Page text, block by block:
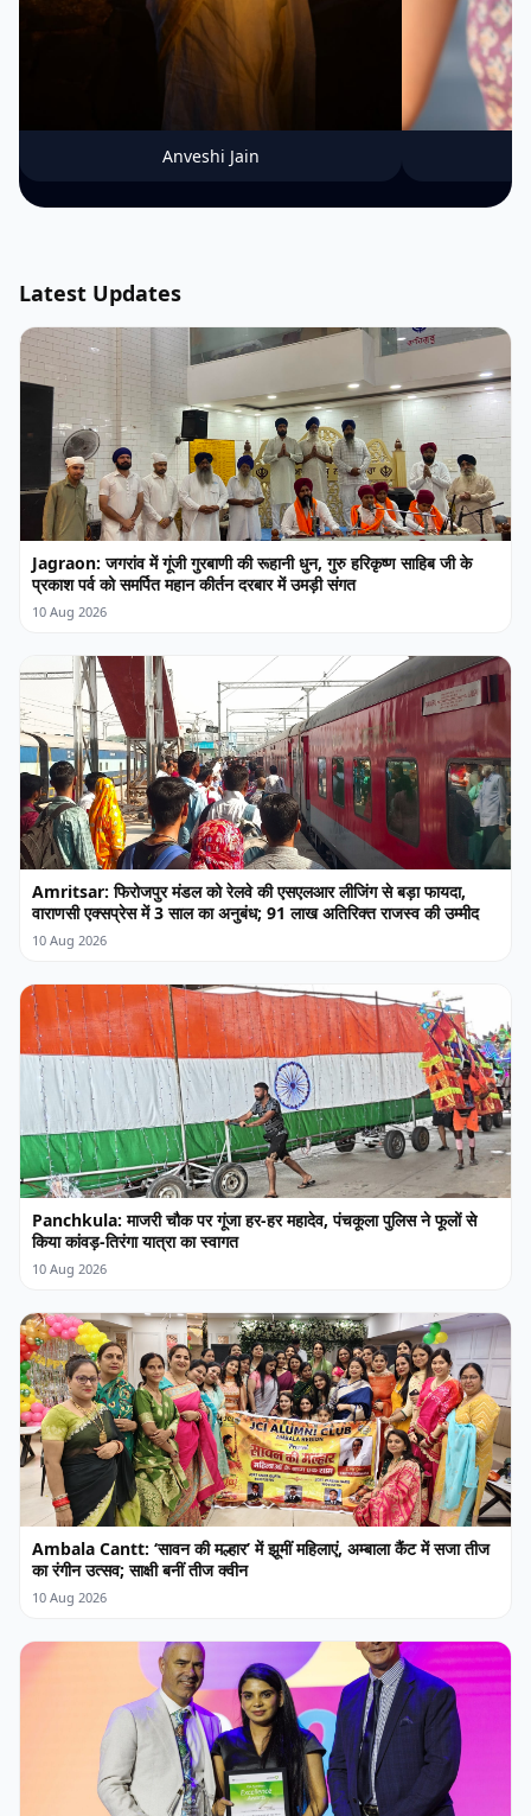
Anveshi Jain
Latest Updates
Jagraon: जगरांव में गूंजी गुरबाणी की रूहानी धुन, गुरु हरिकृष्ण साहिब जी के
प्रकाश पर्व को समर्पित महान कीर्तन दरबार में उमड़ी संगत
10 Aug 2026
Amritsar: फिरोजपुर मंडल को रेलवे की एसएलआर लीजिंग से बड़ा फायदा,
वाराणसी एक्सप्रेस में 3 साल का अनुबंध; 91 लाख अतिरिक्त राजस्व की उम्मीद
10 Aug 2026
Panchkula: माजरी चौक पर गूंजा हर-हर महादेव, पंचकूला पुलिस ने फूलों से
किया कांवड़-तिरंगा यात्रा का स्वागत
10 Aug 2026
Ambala Cantt: ‘सावन की मल्हार’ में झूमीं महिलाएं, अम्बाला कैंट में सजा तीज
का रंगीन उत्सव; साक्षी बनीं तीज क्वीन
10 Aug 2026